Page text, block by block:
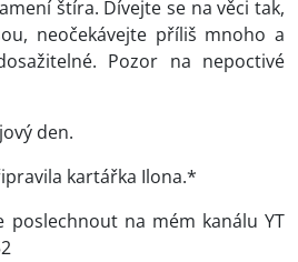
štíra. Dívejte se na věci tak,
neočekávejte příliš mnoho a
Pozor na nepoctivé
den.
kartářka Ilona.*
poslechnout na mém kanálu YT